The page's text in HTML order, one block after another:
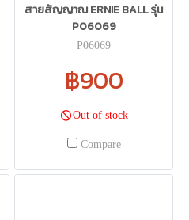
สายสัญญาณ ERNIE BALL รุ่น
P06069
P06069
฿900
Out of stock
Compare